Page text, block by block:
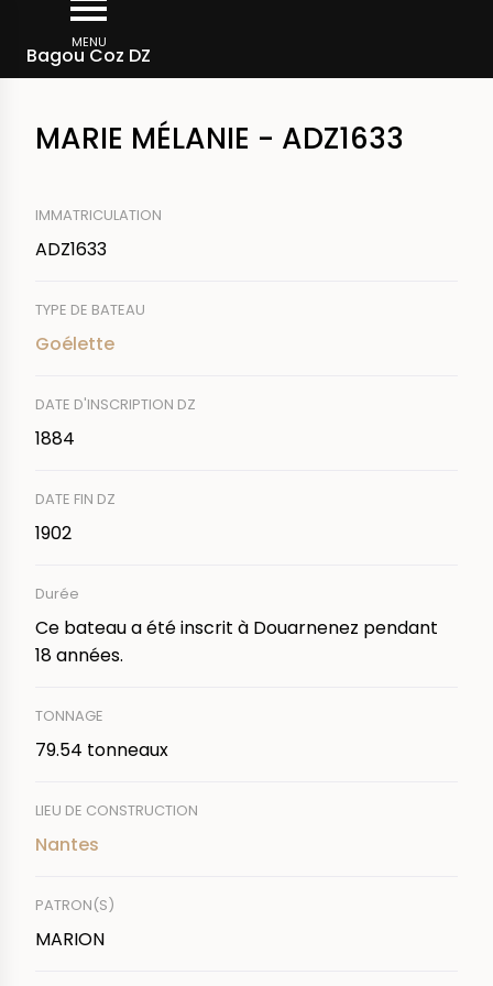
contenu
MENU
Bagou Coz DZ
d'Ariane
Rechercher un bateau
MARIE MÉLANIE - ADZ1633
IMMATRICULATION
ADZ1633
TYPE DE BATEAU
Goélette
DATE D'INSCRIPTION DZ
1884
DATE FIN DZ
1902
Durée
Ce bateau a été inscrit à Douarnenez pendant
18 années.
TONNAGE
79.54 tonneaux
LIEU DE CONSTRUCTION
Nantes
PATRON(S)
MARION